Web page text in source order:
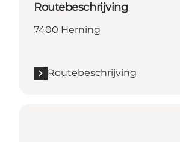
Routebeschrijving
7400 Herning
Routebeschrijving